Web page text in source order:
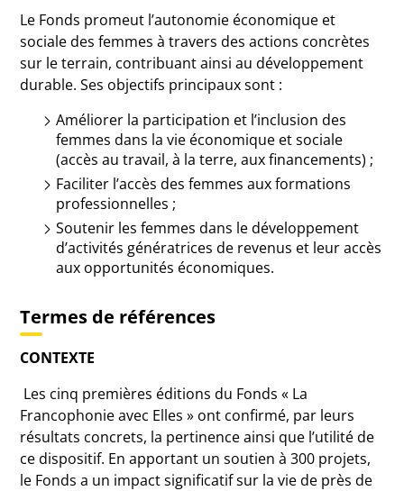
Le Fonds promeut l’autonomie économique et
sociale des femmes à travers des actions concrètes
sur le terrain, contribuant ainsi au développement
durable. Ses objectifs principaux sont :
Améliorer la participation et l’inclusion des
femmes dans la vie économique et sociale
(accès au travail, à la terre, aux financements) ;
Faciliter l’accès des femmes aux formations
professionnelles ;
Soutenir les femmes dans le développement
d’activités génératrices de revenus et leur accès
aux opportunités économiques.
Termes de références
CONTEXTE
Les cinq premières éditions du Fonds « La
Francophonie avec Elles » ont confirmé, par leurs
résultats concrets, la pertinence ainsi que l’utilité de
ce dispositif. En apportant un soutien à 300 projets,
le Fonds a un impact significatif sur la vie de près de